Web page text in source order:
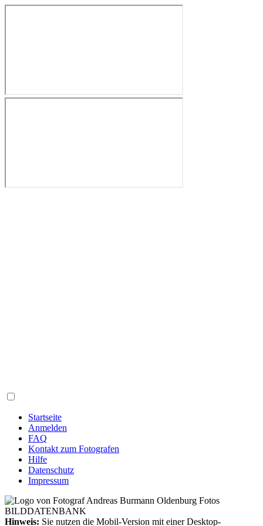
Startseite
Anmelden
FAQ
Kontakt zum Fotografen
Hilfe
Datenschutz
Impressum
Hinweis: Sie nutzen die Mobil-Version mit einer Desktop-